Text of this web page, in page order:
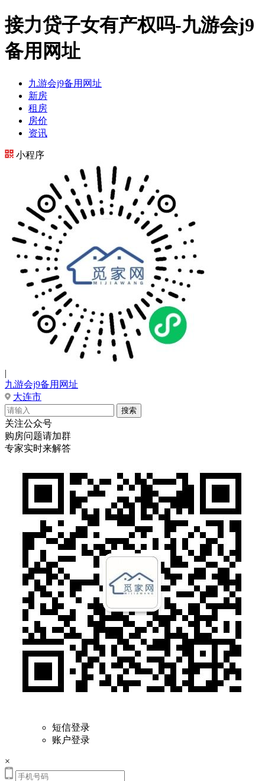
接力贷子女有产权吗-九游会j9
备用网址
九游会j9备用网址
新房
租房
房价
资讯
小程序
|
九游会j9备用网址
大连市
关注公众号
购房问题请加群
专家实时来解答
短信登录
账户登录
×